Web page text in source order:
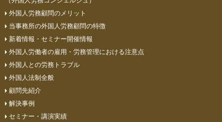
外国人労務顧問のメリット
当事務所の外国人労務顧問の特徴
新着情報・セミナー開催情報
外国人労働者の雇用・労務管理における注意点
外国人との労務トラブル
外国人法制全般
顧問先紹介
解決事例
セミナー・講演実績